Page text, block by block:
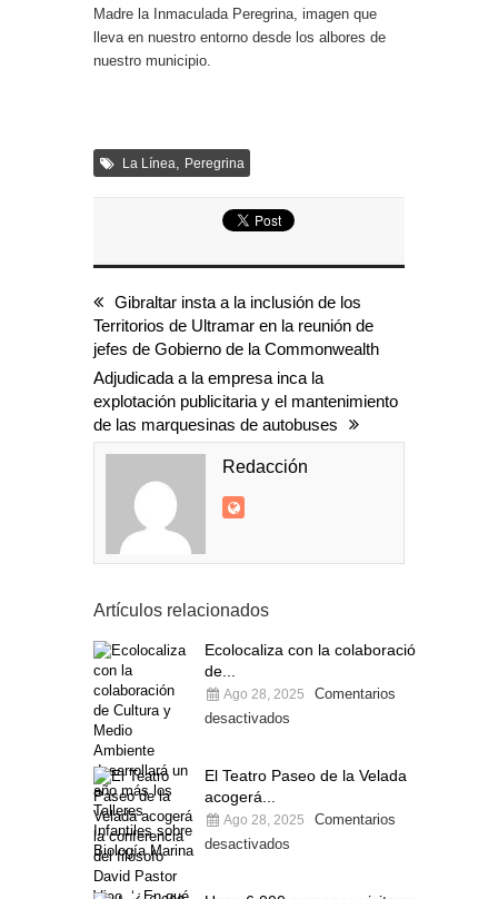
Madre la Inmaculada Peregrina, imagen que
lleva en nuestro entorno desde los albores de
nuestro municipio.
La Línea, Peregrina
Gibraltar insta a la inclusión de los
Territorios de Ultramar en la reunión de
jefes de Gobierno de la Commonwealth
Adjudicada a la empresa inca la
explotación publicitaria y el mantenimiento
de las marquesinas de autobuses
Redacción
Artículos relacionados
Ecolocaliza con la colaboración
de...
Ago 28, 2025
Comentarios
desactivados
El Teatro Paseo de la Velada
acogerá...
Ago 28, 2025
Comentarios
desactivados